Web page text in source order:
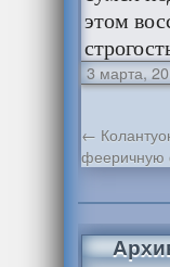
этом
3 марта,
←
фееричную